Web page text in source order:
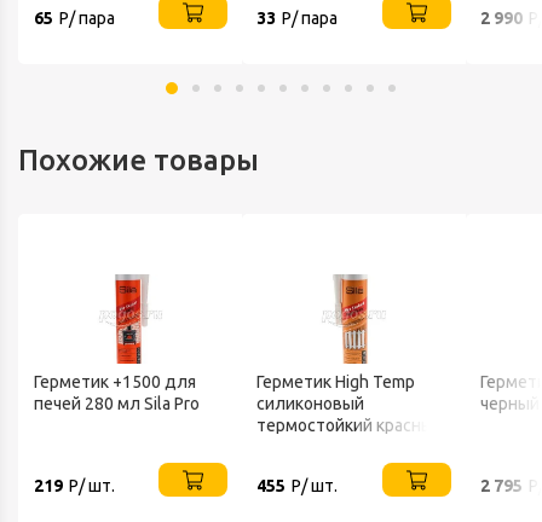
65 Р/ пара 33 Р/ пара
2 990
Похожие товары
Герметик +1500 для
печей 280 мл Sila Pro
219 Р/ шт.
Герметик High Temp
силиконовый
термостойкий красный
455 Р/ шт.
черный
2 795